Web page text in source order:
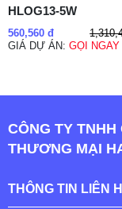
HLOG13-5W
560,560 đ
GIÁ DỰ ÁN: GỌI NGAY
CÔNG TY TNHH
THƯƠNG MẠI
THÔNG TIN LIÊN